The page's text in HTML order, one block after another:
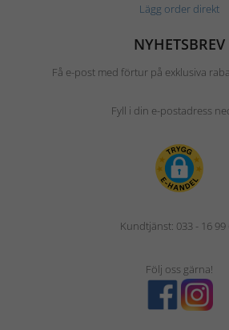
Lägg order direkt
NYHETSBREV
Få e-post med förtur på exklusiva
Fyll i din e-postadress
Kundtjänst: 033 - 16 99
Följ oss gärna!